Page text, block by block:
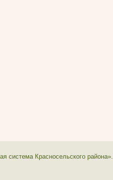
система Красносельского района».